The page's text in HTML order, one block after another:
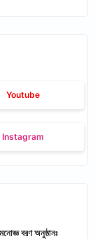
Youtube
Instagram
বরণ অনুষ্ঠানঃ